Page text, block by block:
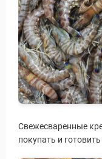
Свежесваренные
покупать и